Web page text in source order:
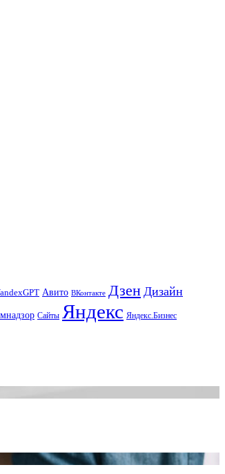
Авито ВКонтакте Дзен Дизайн
Сайты Яндекс Яндекс.Бизнес